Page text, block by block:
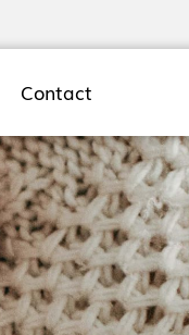
Contact